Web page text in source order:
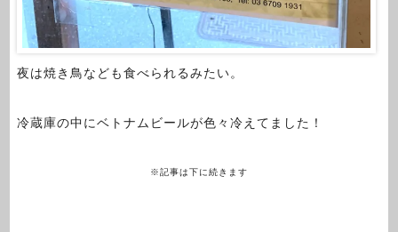
夜は焼き鳥なども食べられるみたい。
冷蔵庫の中にベトナムビールが色々冷えてました！
※記事は下に続きます